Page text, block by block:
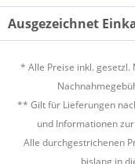
Ausgezeichnet
* Alle Preise inkl.
** Gilt für Lieferungen
und Informationen
Alle durchgestrichenen
bislang in